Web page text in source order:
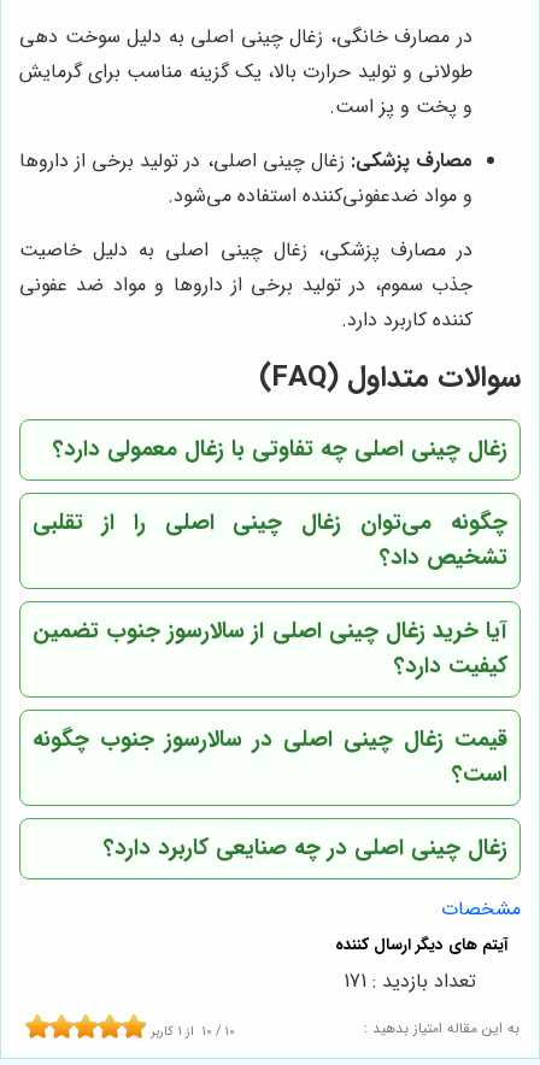
در مصارف خانگی، زغال چینی اصلی به دلیل سوخت دهی
طولانی و تولید حرارت بالا، یک گزینه مناسب برای گرمایش
و پخت و پز است.
مصارف پزشکی: زغال چینی اصلی، در تولید برخی از داروها
و مواد ضدعفونی‌کننده استفاده می‌شود.
در مصارف پزشکی، زغال چینی اصلی به دلیل خاصیت
جذب سموم، در تولید برخی از داروها و مواد ضد عفونی
کننده کاربرد دارد.
سوالات متداول (FAQ)
زغال چینی اصلی چه تفاوتی با زغال معمولی دارد؟
چگونه می‌توان زغال چینی اصلی را از تقلبی
تشخیص داد؟
آیا خرید زغال چینی اصلی ازسالارسوز جنوب تضمین
کیفیت دارد؟
قیمت زغال چینی اصلی در سالارسوز جنوب چگونه
است؟
زغال چینی اصلی در چه صنایعی کاربرد دارد؟
مشخصات
به این مقاله امتیاز بدهید : 10 / 10 از1 کاربر
تعداد بازدید : 171